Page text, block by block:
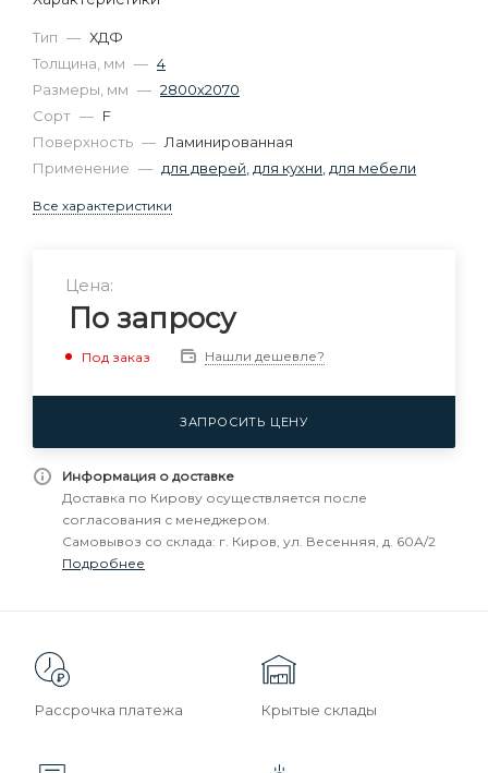
Тип — ХДФ
Толщина, мм — 4
Размеры, мм — 2800х2070
Сорт — F
Поверхность — Ламинированная
Применение — для дверей для кухни для мебели
Все характеристики
Цена:
По запросу
Под заказ Нашли дешевле?
ЗАПРОСИТЬ ЦЕНУ
Информация о доставке
Доставка по Кирову осуществляется после
согласования с менеджером.
Самовывоз со склада: г. Киров, ул. Весенняя, д. 60А/2
Подробнее
Рассрочка платежа Крытые склады